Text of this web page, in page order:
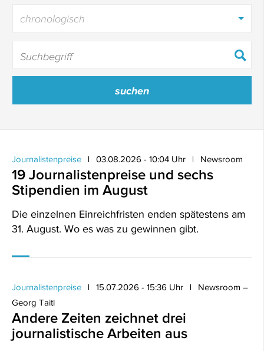
chronologisch
Journalistenpreise 03.08.2026 - 10:04 Uhr Newsroom
19 Journalistenpreise und sechs
Stipendien im August
Die einzelnen Einreichfristen enden spätestens am
31. August. Wo es was zu gewinnen gibt.
Journalistenpreise 15.07.2026 - 15:36 Uhr
Newsroom –
Georg Taitl
Andere Zeiten zeichnet drei
journalistische Arbeiten aus